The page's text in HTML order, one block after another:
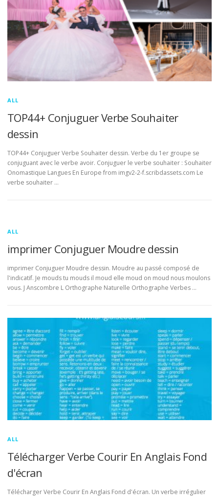
ALL
TOP44+ Conjuguer Verbe Souhaiter
dessin
TOP44+ Conjuguer Verbe Souhaiter dessin. Verbe du 1er groupe se
conjuguant avec le verbe avoir. Conjuguer le verbe souhaiter : Souhaiter
Onomastique Langues En Europe from imgv2-2-f.scribdassets.com Le
verbe souhaiter …
ALL
imprimer Conjuguer Moudre dessin
imprimer Conjuguer Moudre dessin. Moudre au passé composé de
l'indicatif. Je mouds tu mouds il moud elle moud on moud nous moulons
vous. J Anscombre L Orthographe Naturelle Orthographe Verbes …
ALL
Télécharger Verbe Courir En Anglais Fond
d'écran
Télécharger Verbe Courir En Anglais Fond d'écran. Un verbe irrégulier